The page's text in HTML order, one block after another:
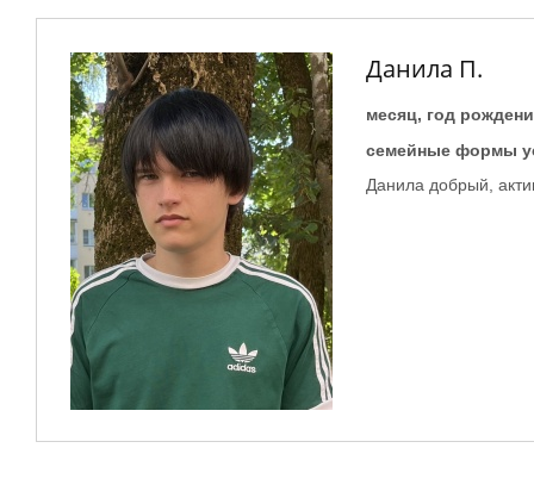
Данила П.
месяц, год
семейные формы
Данила добрый,